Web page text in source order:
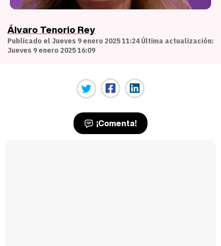
Álvaro Tenorio Rey
Publicado el Jueves 9 enero 2025 11:24 Última actualización:
Jueves 9 enero 2025 16:09
¡Comenta!